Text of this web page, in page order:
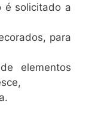
a
para
elementos